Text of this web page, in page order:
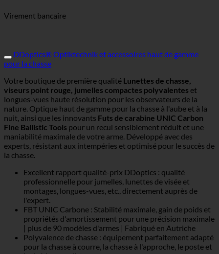
Virement bancaire
DDoptics® Optiktechnik et accessoires haut de gamme
pour la chasse
Votre boutique de première qualité Lunettes de chasse,
viseurs point rouge, jumelles compactes polyvalentes et
longues-vues haute résolution pour les observateurs de la
nature. Optique haut de gamme pour la chasse à l'aube et à la
nuit, ainsi que les innovants Futs de carabine UNIC Carbon
Fine Ballistic Tools pour un recul sensiblement réduit et une
maniabilité maximale de votre arme. Développé avec des
experts, résistant aux intempéries et optimisé pour le succès de
la chasse.
Excellent rapport qualité-prix DDoptics : qualité
professionnelle pour jumelles, lunettes de visée et
montages, longues-vues, etc., directement auprès de
l'expert.
FBT UNIC Carbone : Stabilité maximale, gain de poids et
propriétés d'amortissement pour une précision maximale
| plus de 90 modèles d'armes | Fabriqué en Autriche
Polyvalence de chasse : équipement parfaitement adapté
pour la chasse à courre, la chasse à l'approche, le poste et